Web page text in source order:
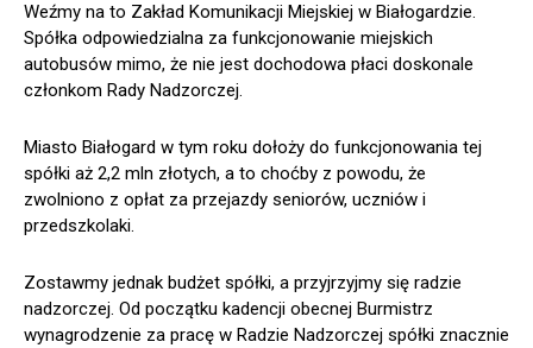
Weźmy na to Zakład Komunikacji Miejskiej w Białogardzie.
Spółka odpowiedzialna za funkcjonowanie miejskich
autobusów mimo, że nie jest dochodowa płaci doskonale
członkom Rady Nadzorczej.
Miasto Białogard w tym roku dołoży do funkcjonowania tej
spółki aż 2,2 mln złotych, a to choćby z powodu, że
zwolniono z opłat za przejazdy seniorów, uczniów i
przedszkolaki.
Zostawmy jednak budżet spółki, a przyjrzyjmy się radzie
nadzorczej. Od początku kadencji obecnej Burmistrz
wynagrodzenie za pracę w Radzie Nadzorczej spółki znacznie